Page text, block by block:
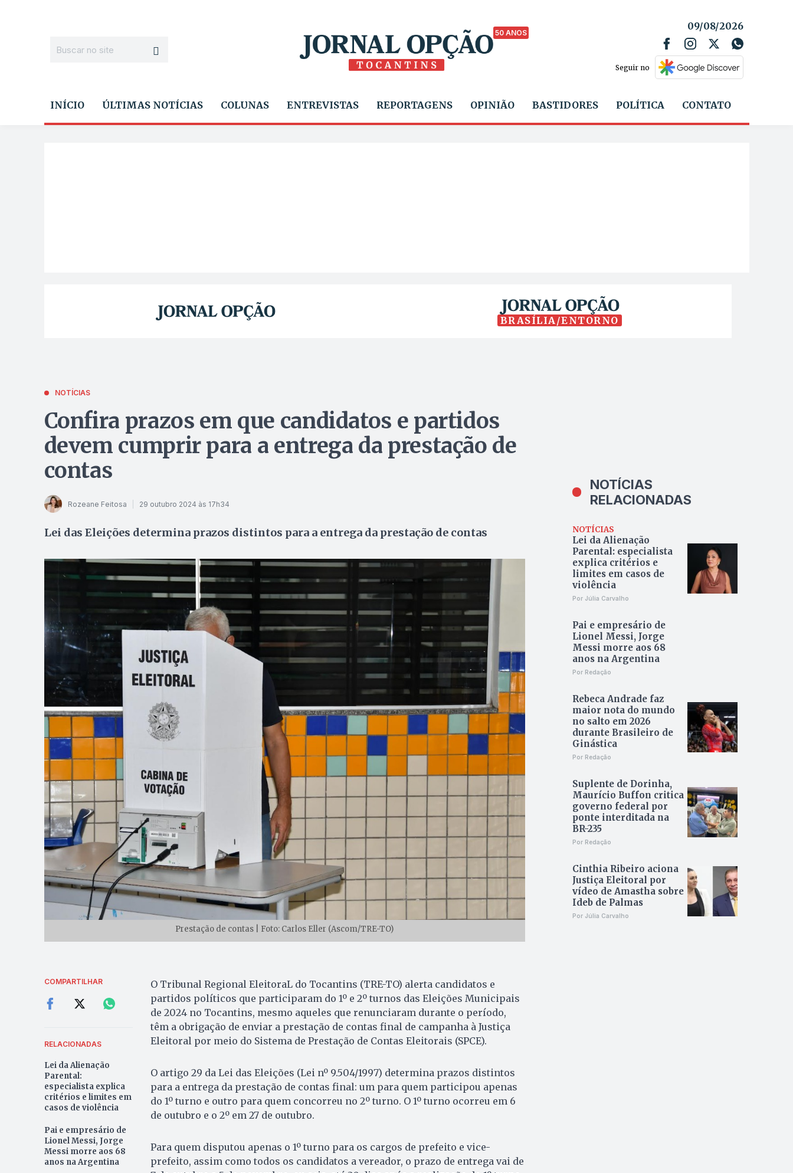
50 ANOS
09/08/2026
Seguir no
INÍCIO ÚLTIMAS NOTÍCIAS COLUNAS ENTREVISTAS REPORTAGENS OPINIÃO BASTIDORES POLÍTICA CONTATO
BRASÍLIA/ENTORNO
NOTÍCIAS
Confira prazos em que candidatos e partidos
devem cumprir para a entrega da prestação de
contas
Rozeane Feitosa 29 outubro 2024 às 17h34
Lei das Eleições determina prazos distintos para a entrega da prestação de contas
Prestação de contas | Foto: Carlos Eller (Ascom/TRE-TO)
COMPARTILHAR
RELACIONADAS
Lei da Alienação
Parental:
especialista explica
critérios e limites em
casos de violência
Pai e empresário de
Lionel Messi, Jorge
Messi morre aos 68
anos na Argentina
O Tribunal Regional EleitoraL do Tocantins (TRE-TO) alerta candidatos e
partidos políticos que participaram do 1º e 2º turnos das Eleições Municipais
de 2024 no Tocantins, mesmo aqueles que renunciaram durante o período,
têm a obrigação de enviar a prestação de contas final de campanha à Justiça
Eleitoral por meio do Sistema de Prestação de Contas Eleitorais (SPCE).
O artigo 29 da Lei das Eleições (Lei nº 9.504/1997) determina prazos distintos
para a entrega da prestação de contas final: um para quem participou apenas
do 1º turno e outro para quem concorreu no 2º turno. O 1º turno ocorreu em 6
de outubro e o 2º em 27 de outubro.
Para quem disputou apenas o 1º turno para os cargos de prefeito e vice-
prefeito, assim como todos os candidatos a vereador, o prazo de entrega vai de
NOTÍCIAS
RELACIONADAS
NOTÍCIAS
Lei da Alienação
Parental: especialista
explica critérios e
limites em casos de
violência
Por Júlia Carvalho
Pai e empresário de
Lionel Messi, Jorge
Messi morre aos 68
anos na Argentina
Por Redação
Rebeca Andrade faz
maior nota do mundo
no salto em 2026
durante Brasileiro de
Ginástica
Por Redação
Suplente de Dorinha,
Maurício Buffon critica
governo federal por
ponte interditada na
BR-235
Por Redação
Cinthia Ribeiro aciona
Justiça Eleitoral por
vídeo de Amastha sobre
Ideb de Palmas
Por Júlia Carvalho